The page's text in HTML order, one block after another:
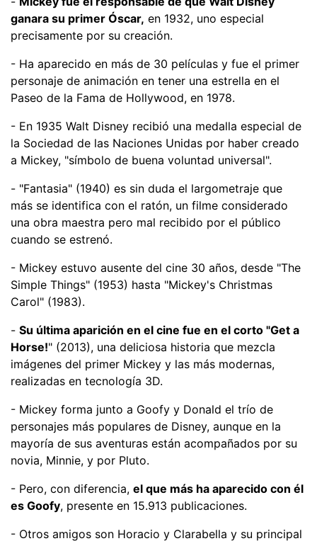
ganara su primer Óscar, en 1932, uno especial
precisamente por su creación.
- Ha aparecido en más de 30 películas y fue el primer
personaje de animación en tener una estrella en el
Paseo de la Fama de Hollywood, en 1978.
- En 1935 Walt Disney recibió una medalla especial de
la Sociedad de las Naciones Unidas por haber creado
a Mickey, "símbolo de buena voluntad universal".
- "Fantasia" (1940) es sin duda el largometraje que
más se identifica con el ratón, un filme considerado
una obra maestra pero mal recibido por el público
cuando se estrenó.
- Mickey estuvo ausente del cine 30 años, desde "The
Simple Things" (1953) hasta "Mickey's Christmas
Carol" (1983).
- Su última aparición en el cine fue en el corto "Get a
Horse!" (2013), una deliciosa historia que mezcla
imágenes del primer Mickey y las más modernas,
realizadas en tecnología 3D.
- Mickey forma junto a Goofy y Donald el trío de
personajes más populares de Disney, aunque en la
mayoría de sus aventuras están acompañados por su
novia, Minnie, y por Pluto.
- Pero, con diferencia, el que más ha aparecido con él
es Goofy, presente en 15.913 publicaciones.
- Otros amigos son Horacio y Clarabella y su principal